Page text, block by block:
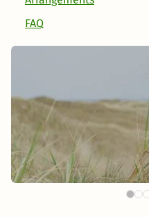
FAQ